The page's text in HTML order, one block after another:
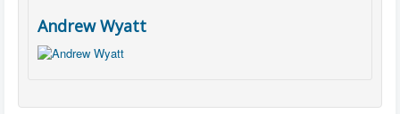
Andrew Wyatt